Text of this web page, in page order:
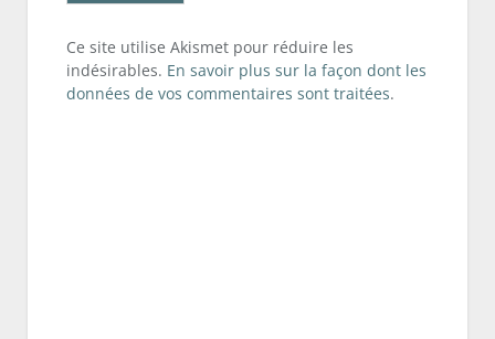
Ce site utilise Akismet pour réduire les
indésirables. En savoir plus sur la façon dont les
données de vos commentaires sont traitées.